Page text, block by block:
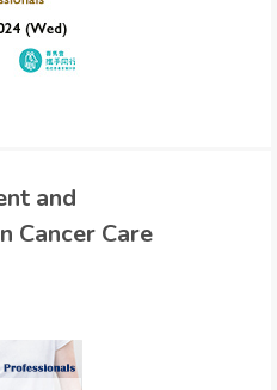
and
Cancer Care